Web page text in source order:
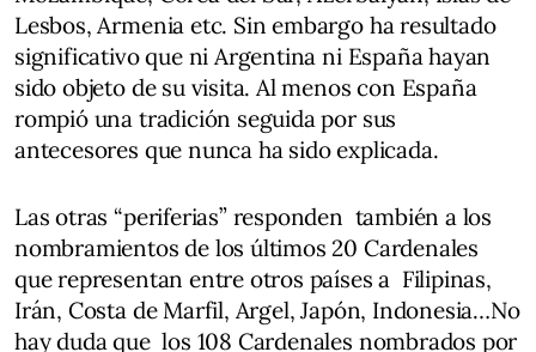
Lesbos, Armenia etc. Sin embargo ha resultado
significativo que ni Argentina ni España hayan
sido objeto de su visita. Al menos con España
rompió una tradición seguida por sus
antecesores que nunca ha sido explicada.
Las otras “periferias” responden también a los
nombramientos de los últimos 20 Cardenales
que representan entre otros países a Filipinas,
Irán, Costa de Marfil, Argel, Japón, Indonesia…No
hay duda que los 108 Cardenales nombrados por